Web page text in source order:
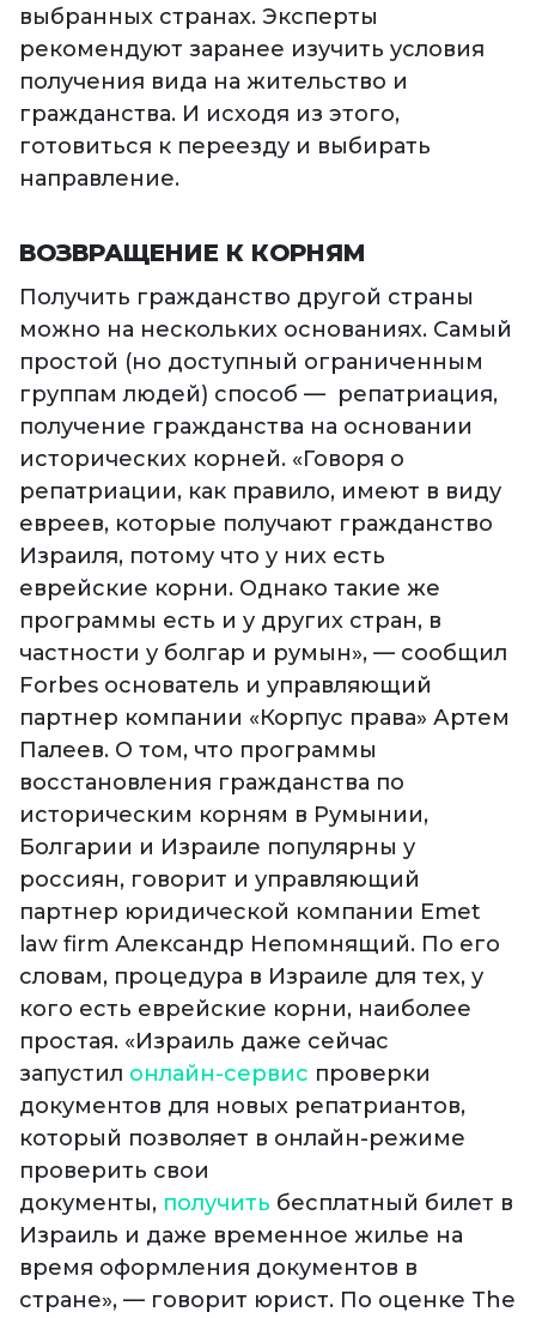
выбранных странах. Эксперты
рекомендуют заранее изучить условия
получения вида на жительство и
гражданства. И исходя из этого,
готовиться к переезду и выбирать
направление.
ВОЗВРАЩЕНИЕ К КОРНЯМ
Получить гражданство другой страны
можно на нескольких основаниях. Самый
простой (но доступный ограниченным
группам людей) способ — репатриация,
получение гражданства на основании
исторических корней. «Говоря о
репатриации, как правило, имеют в виду
евреев, которые получают гражданство
Израиля, потому что у них есть
еврейские корни. Однако такие же
программы есть и у других стран, в
частности у болгар и румын», — сообщил
Forbes основатель и управляющий
партнер компании «Корпус права» Артем
Палеев. О том, что программы
восстановления гражданства по
историческим корням в Румынии,
Болгарии и Израиле популярны у
россиян, говорит и управляющий
партнер юридической компании Emet
law firm Александр Непомнящий. По его
словам, процедура в Израиле для тех, у
кого есть еврейские корни, наиболее
простая. «Израиль даже сейчас
запустил онлайн-сервис проверки
документов для новых репатриантов,
который позволяет в онлайн-режиме
проверить свои
документы, получить бесплатный билет в
Израиль и даже временное жилье на
время оформления документов в
стране», — говорит юрист. По оценке The